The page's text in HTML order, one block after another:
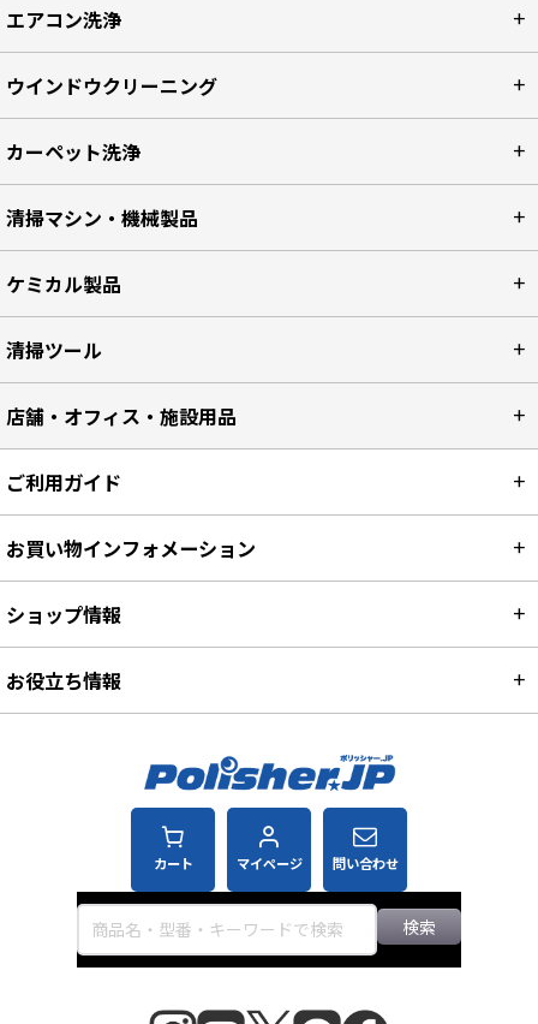
エアコン洗浄
ウインドウクリーニング
カーペット洗浄
清掃マシン・機械製品
ケミカル製品
清掃ツール
店舗・オフィス・施設用品
カート マイページ 問い合わせ
検索
ご利用ガイド
お買い物インフォメーション
ショップ情報
お役立ち情報